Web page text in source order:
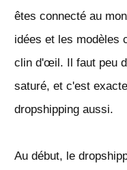
êtes connecté au
idées et les modèles
clin d'œil. Il faut peu
saturé, et c'est
dropshipping aussi.
Au début, le